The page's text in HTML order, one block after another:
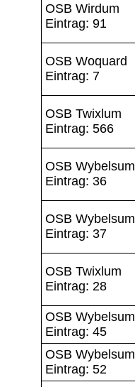
OSB Wirdum
Eintrag: 91
OSB Woquard
Eintrag: 7
OSB Twixlum
Eintrag: 566
OSB Wybelsum
Eintrag: 36
OSB Wybelsum
Eintrag: 37
OSB Twixlum
Eintrag: 28
OSB Wybelsum
Eintrag: 45
OSB Wybelsum
Eintrag: 52